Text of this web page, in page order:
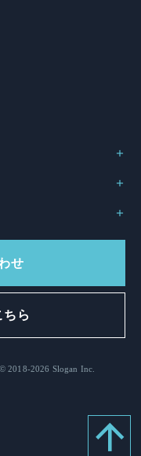
せ
ちら
© 2018-2026 Slogan Inc.